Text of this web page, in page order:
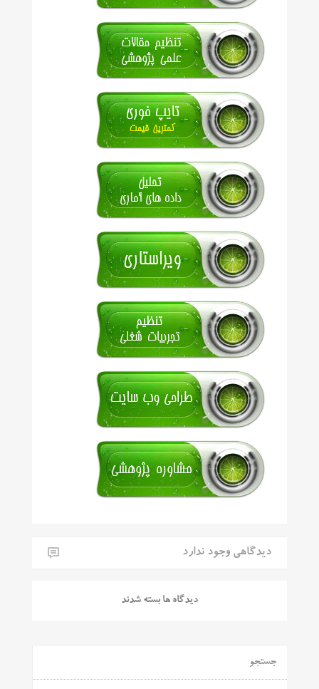
دیدگاهی وجود ندارد
دیدگاه ها بسته شدند
جستجو